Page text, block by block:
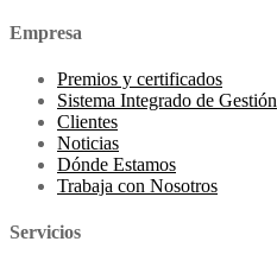
Empresa
Premios y certificados
Sistema Integrado de Gestión
Clientes
Noticias
Dónde Estamos
Trabaja con Nosotros
Servicios